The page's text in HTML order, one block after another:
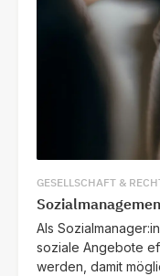
GESELLSCHAFT &
Als
soziale Angebote
werden, damit